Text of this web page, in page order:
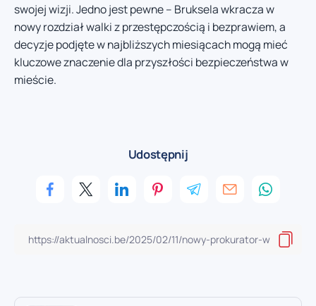
swojej wizji. Jedno jest pewne – Bruksela wkracza w
nowy rozdział walki z przestępczością i bezprawiem, a
decyzje podjęte w najbliższych miesiącach mogą mieć
kluczowe znaczenie dla przyszłości bezpieczeństwa w
mieście.
Udostępnij